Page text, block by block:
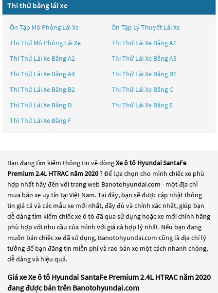
Thi thử bằng lái xe
Ôn Tập Mô Phỏng Lái Xe
Ôn Tập Lý Thuyết Lái Xe
Thi Thử Mô Phỏng Lái Xe
Thi Thử Lái Xe Bằng A1
Thi Thử Lái Xe Bằng A2
Thi Thử Lái Xe Bằng A3
Thi Thử Lái Xe Bằng A4
Thi Thử Lái Xe Bằng B1
Thi Thử Lái Xe Bằng B2
Thi Thử Lái Xe Bằng C
Thi Thử Lái Xe Bằng D
Thi Thử Lái Xe Bằng E
Thi Thử Lái Xe Bằng F
Bạn đang tìm kiếm thông tin về dòngXe ô tô Hyundai SantaFe
Premium 2.4L HTRAC năm 2020? Để lựa chọn cho mình chiếc xe phù
hợp nhất hãy đến với trang web Banotohyundai.com - một địa chỉ
mua bán xe uy tín tại Việt Nam. Tại đây, bạn sẽ được cập nhật thông
tin giá cả và các mẫu xe mới nhất, đầy đủ và chính xác nhất, giúp bạn
dễ dàng tìm kiếm chiếc xe ô tô đã qua sử dụng hoặc xe mới chính hãng
phù hợp với nhu cầu của mình với giá cả hợp lý nhất. Nếu bạn đang
muốn bán chiếc xe đã sử dụng, Banotohyundai.com cũng là địa chỉ lý
tưởng để bạn đăng tin miễn phí và rao bán xe một cách nhanh chóng,
dễ dàng và hiệu quả.
Giá xe Xe ô tô Hyundai SantaFe Premium 2.4L HTRAC năm 2020
đang được bán trên Banotohyundai.com